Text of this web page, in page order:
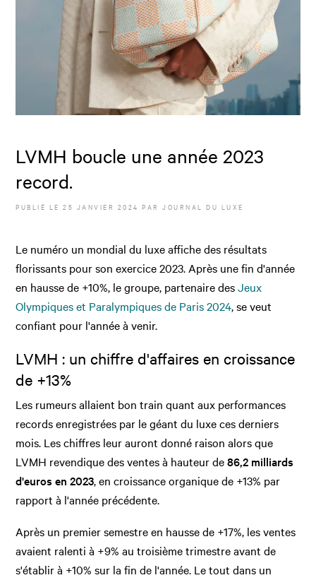
LVMH boucle une année 2023
record.
PUBLIÉ LE25 JANVIER 2024 PAR JOURNAL DU LUXE
Le numéro un mondial du luxe affiche des résultats
florissants pour son exercice 2023. Après une fin d'année
en hausse de +10%, le groupe, partenaire desJeux
Olympiques et Paralympiques de Paris 2024, se veut
confiant pour l'année à venir.
LVMH : un chiffre d'affaires en croissance
de +13%
Les rumeurs allaient bon train quant aux performances
records enregistrées par le géant du luxe ces derniers
mois. Les chiffres leur auront donné raison alors que
LVMH revendique des ventes à hauteur de86,2 milliards
d'euros en 2023, en croissance organique de +13% par
rapport à l'année précédente.
Après un premier semestre en hausse de +17%, les ventes
avaient ralenti à +9% au troisième trimestre avant de
s'établir à +10% sur la fin de l'année. Le tout dans un